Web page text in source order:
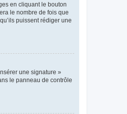
en cliquant le bouton
le nombre de fois que
puissent rédiger une
une signature »
le panneau de contrôle